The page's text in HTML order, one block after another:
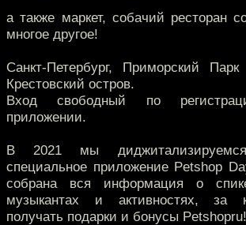
а также маркет, собачий ресторан
многое другое!
Санкт-Петербург, Приморский
Крестовский остров.
Вход свободный по
приложении.
В 2021 мы
специальное приложение Petshop
собрана вся информация о
музыкантах и активностях, за
получать подарки и бонусы Petshopru!